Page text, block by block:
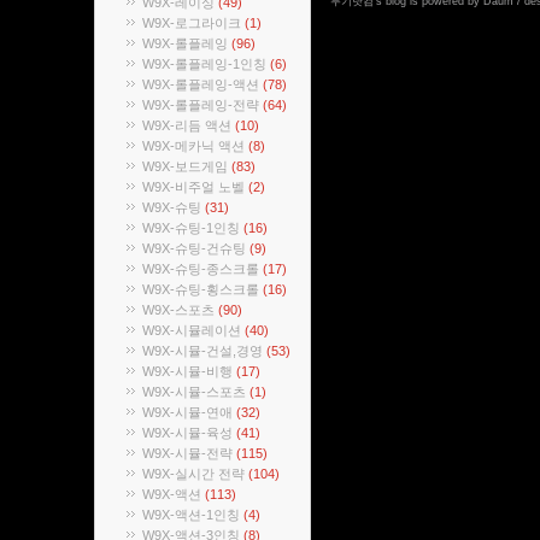
W9X-로그라이크 (1)
W9X-롤플레잉 (96)
W9X-롤플레잉-1인칭 (6)
W9X-롤플레잉-액션 (78)
W9X-롤플레잉-전략 (64)
W9X-리듬 액션 (10)
W9X-메카닉 액션 (8)
W9X-보드게임 (83)
W9X-비주얼 노벨 (2)
W9X-슈팅 (31)
W9X-슈팅-1인칭 (16)
W9X-슈팅-건슈팅 (9)
W9X-슈팅-종스크롤 (17)
W9X-슈팅-횡스크롤 (16)
W9X-스포츠 (90)
W9X-시뮬레이션 (40)
W9X-시뮬-건설,경영 (53)
W9X-시뮬-비행 (17)
W9X-시뮬-스포츠 (1)
W9X-시뮬-연애 (32)
W9X-시뮬-육성 (41)
W9X-시뮬-전략 (115)
W9X-실시간 전략 (104)
W9X-액션 (113)
W9X-액션-1인칭 (4)
W9X-액션-3인칭 (8)